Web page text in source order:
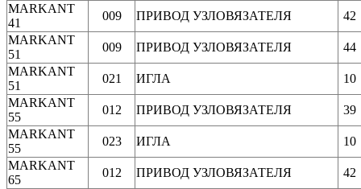
MARKANT
41
009 ПРИВОД УЗЛОВЯЗАТЕЛЯ
42
MARKANT
51
009 ПРИВОД УЗЛОВЯЗАТЕЛЯ
44
MARKANT
51
021 ИГЛА
10
MARKANT
55
012 ПРИВОД УЗЛОВЯЗАТЕЛЯ
39
MARKANT
55
023 ИГЛА
10
MARKANT
65
012 ПРИВОД УЗЛОВЯЗАТЕЛЯ
42